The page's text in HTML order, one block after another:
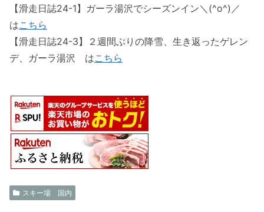
【滑走日誌24-1】ガーラ湯沢でシーズンイン＼(^o^)／
はこちら
【滑走日誌24-3】２週間ぶりの降雪、生き返ったゲレン
デ、ガーラ湯沢 はこちら
スキー場 国内